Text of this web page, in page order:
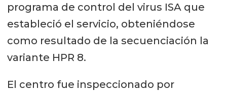
programa de control del virus ISA que
estableció el servicio, obteniéndose
como resultado de la secuenciación la
variante HPR 8.
El centro fue inspeccionado por